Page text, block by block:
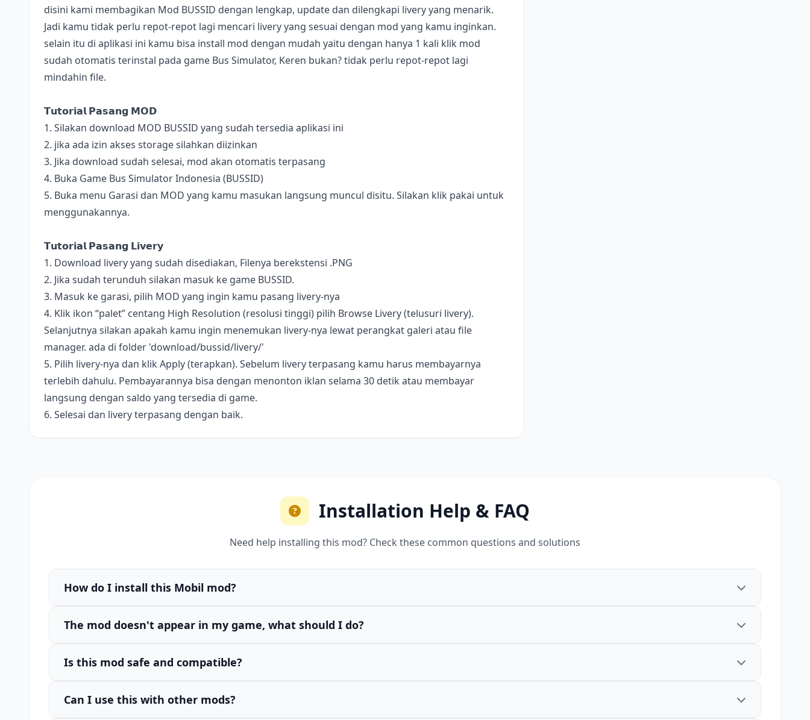
disini kami membagikan Mod BUSSID dengan lengkap, update dan dilengkapi livery yang menarik.
Jadi kamu tidak perlu repot-repot lagi mencari livery yang sesuai dengan mod yang kamu inginkan.
selain itu di aplikasi ini kamu bisa install mod dengan mudah yaitu dengan hanya 1 kali klik mod
sudah otomatis terinstal pada game Bus Simulator, Keren bukan? tidak perlu repot-repot lagi
mindahin file.
𝗧𝘂𝘁𝗼𝗿𝗶𝗮𝗹 𝗣𝗮𝘀𝗮𝗻𝗴 𝗠𝗢𝗗
1. Silakan download MOD BUSSID yang sudah tersedia aplikasi ini
2. jika ada izin akses storage silahkan diizinkan
3. Jika download sudah selesai, mod akan otomatis terpasang
4. Buka Game Bus Simulator Indonesia (BUSSID)
5. Buka menu Garasi dan MOD yang kamu masukan langsung muncul disitu. Silakan klik pakai untuk
menggunakannya.
𝗧𝘂𝘁𝗼𝗿𝗶𝗮𝗹 𝗣𝗮𝘀𝗮𝗻𝗴 𝗟𝗶𝘃𝗲𝗿𝘆
1. Download livery yang sudah disediakan, Filenya berekstensi .PNG
2. Jika sudah terunduh silakan masuk ke game BUSSID.
3. Masuk ke garasi, pilih MOD yang ingin kamu pasang livery-nya
4. Klik ikon “palet” centang High Resolution (resolusi tinggi) pilih Browse Livery (telusuri livery).
Selanjutnya silakan apakah kamu ingin menemukan livery-nya lewat perangkat galeri atau file
manager. ada di folder 'download/bussid/livery/'
5. Pilih livery-nya dan klik Apply (terapkan). Sebelum livery terpasang kamu harus membayarnya
terlebih dahulu. Pembayarannya bisa dengan menonton iklan selama 30 detik atau membayar
langsung dengan saldo yang tersedia di game.
6. Selesai dan livery terpasang dengan baik.
Installation Help & FAQ
Need help installing this mod? Check these common questions and solutions
How do I install this Mobil mod?
The mod doesn't appear in my game, what should I do?
Is this mod safe and compatible?
Can I use this with other mods?